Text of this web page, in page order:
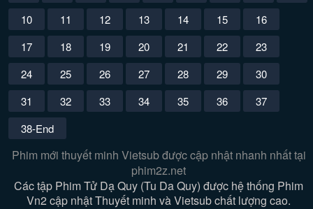
10
11 12 13 14 15
16
17
18 19 20 21 22
23
24
25 26 27 28 29
30
31
32 33 34 35 36
37
38-End
Phim mới thuyết minh Vietsub được cập nhật nhanh nhất tại
phim2z.net
Các tập Phim Tử Dạ Quy (Tu Da Quy) được hệ thống Phim
Vn2 cập nhật Thuyết minh và Vietsub chất lượng cao.